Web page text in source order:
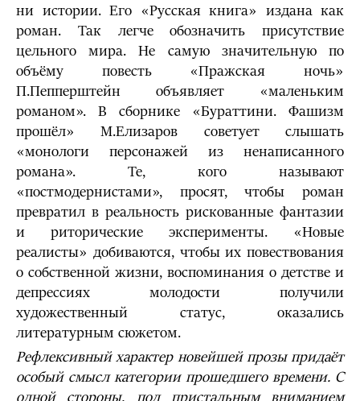
ни истории. Его «Русская книга» издана как
роман. Так легче обозначить присутствие
цельного мира. Не самую значительную по
объёму повесть «Пражская ночь»
П.Пепперштейн объявляет «маленьким
романом». В сборнике «Бураттини. Фашизм
прошёл» М.Елизаров советует слышать
«монологи персонажей из ненаписанного
романа». Те, кого называют
«постмодернистами», просят, чтобы роман
превратил в реальность рискованные фантазии
и риторические эксперименты. «Новые
реалисты» добиваются, чтобы их повествования
о собственной жизни, воспоминания о детстве и
депрессиях молодости получили
художественный статус, оказались
литературным сюжетом.
Рефлексивный характер новейшей прозы придаёт
особый смысл категории прошедшего времени. С
одной стороны, под пристальным вниманием